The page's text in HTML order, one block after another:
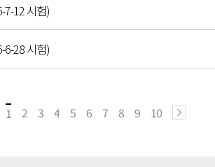
7-12 시험)
6-28 시험)
1 2 3 4 5 6 7 8 9 10